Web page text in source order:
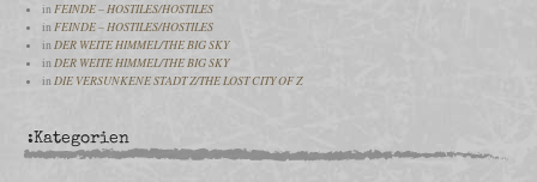
in FEINDE – HOSTILES/HOSTILES
inFEINDE – HOSTILES/HOSTILES
inDER WEITE HIMMEL/THE BIG SKY
inDER WEITE HIMMEL/THE BIG SKY
inDIE VERSUNKENE STADT Z/THE LOST CITY OF Z
:Kategorien